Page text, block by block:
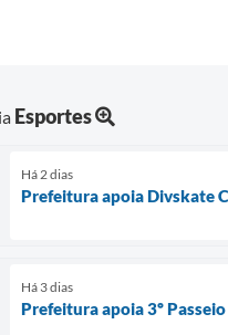
Esportes
Há 2 dias
Prefeitura apoia Divskate
Há 3 dias
Prefeitura apoia 3º